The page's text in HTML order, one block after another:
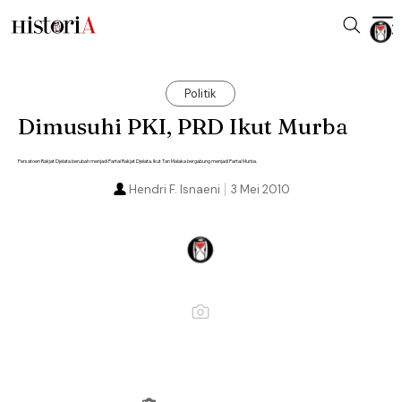
Politik
Dimusuhi PKI, PRD Ikut Murba
Persatoen Rakjat Djelata berubah menjadi Partai Rakjat Djelata. Ikut Tan Malaka bergabung menjadi Partai Murba.
3 Mei 2010
Hendri F. Isnaeni